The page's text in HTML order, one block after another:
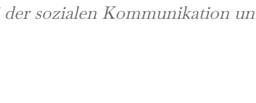
sozialen Kommunikation